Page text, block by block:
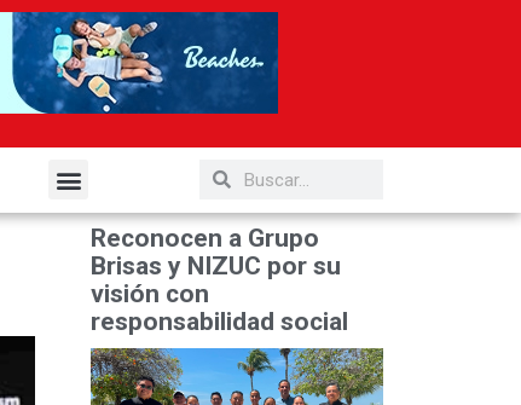
Reconocen a Grupo
Brisas y NIZUC por su
visión con
responsabilidad social